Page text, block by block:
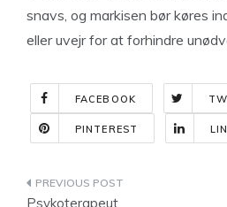
snavs, og markisen bør køres
eller uvejr for at forhindre
FACEBOOK
PINTEREST
Indlægsnavigation
Psykoterapeut